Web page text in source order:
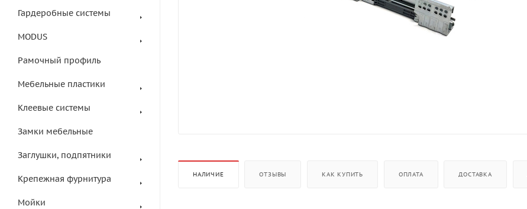
Гардеробные системы
MODUS
Рамочный профиль
Мебельные пластики
Клеевые системы
Замки мебельные
Заглушки, подпятники
Крепежная фурнитура
Мойки
НАЛИЧИЕ ОТЗЫВЫ КАК КУПИТЬ ОПЛАТА ДОСТАВКА